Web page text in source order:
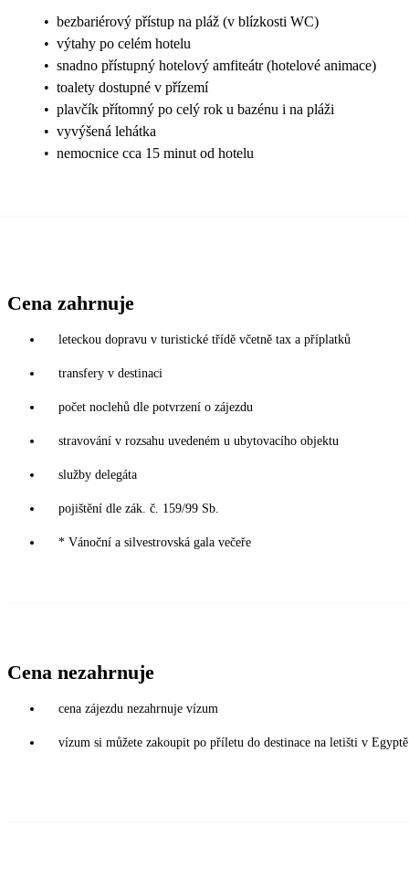
• bezbariérový přístup na pláž (v blízkosti WC)
• výtahy po celém hotelu
• snadno přístupný hotelový amfiteátr (hotelové animace)
• toalety dostupné v přízemí
• plavčík přítomný po celý rok u bazénu i na pláži
• vyvýšená lehátka
• nemocnice cca 15 minut od hotelu
Cena zahrnuje
leteckou dopravu v turistické třídě včetně tax a příplatků
transfery v destinaci
počet noclehů dle potvrzení o zájezdu
stravování v rozsahu uvedeném u ubytovacího objektu
služby delegáta
pojištění dle zák. č. 159/99 Sb.
* Vánoční a silvestrovská gala večeře
Cena nezahrnuje
cena zájezdu nezahrnuje vízum
vízum si můžete zakoupit po příletu do destinace na letišti v